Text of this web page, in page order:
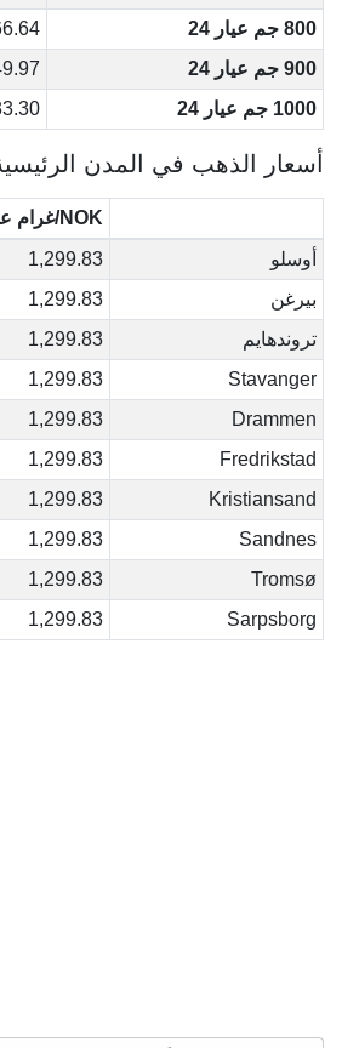
800 جم عيار 24
900 جم عيار 24
1000 جم عيار 24
أسعار الذهب في المدن
NOK/غرام عيار 24
أوسلو
1,299.83
بيرغن
1,299.83
تروندهايم
1,299.83
Stavanger
1,299.83
Drammen
1,299.83
Fredrikstad
1,299.83
Kristiansand
1,299.83
Sandnes
1,299.83
Tromsø
1,299.83
Sarpsborg
1,299.83